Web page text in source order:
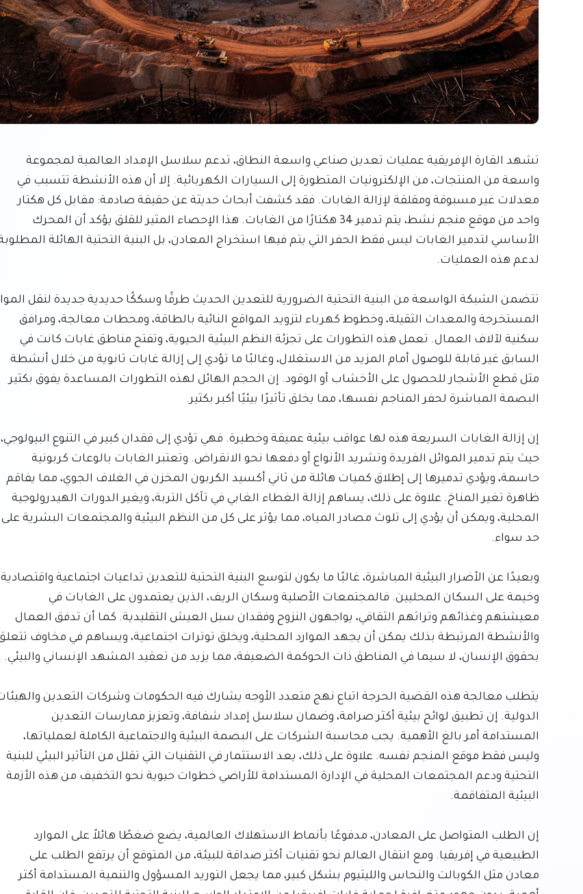
معدلات غير مسبوقة ومقلقة لإزالة الغابات. فقد كشفت أبحاث حديثة عن حقيقة صادمة: مقابل كل هكتار
مثل قطع الأشجار للحصول على الأخشاب أو الوقود. إن الحجم الهائل لهذه التطورات المساعدة يفوق بكثير
معادن مثل الكوبالت والنحاس والليثيوم بشكل كبير، مما يجعل التوريد المسؤول والتنمية المستدامة أكثر